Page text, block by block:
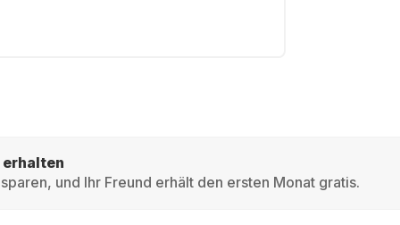
erhalten
und Ihr Freund erhält den ersten Monat gratis.